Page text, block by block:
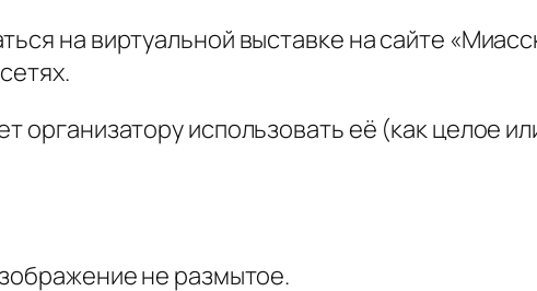
на виртуальной выставке на сайте
организатору использовать её (как целое
не размытое.